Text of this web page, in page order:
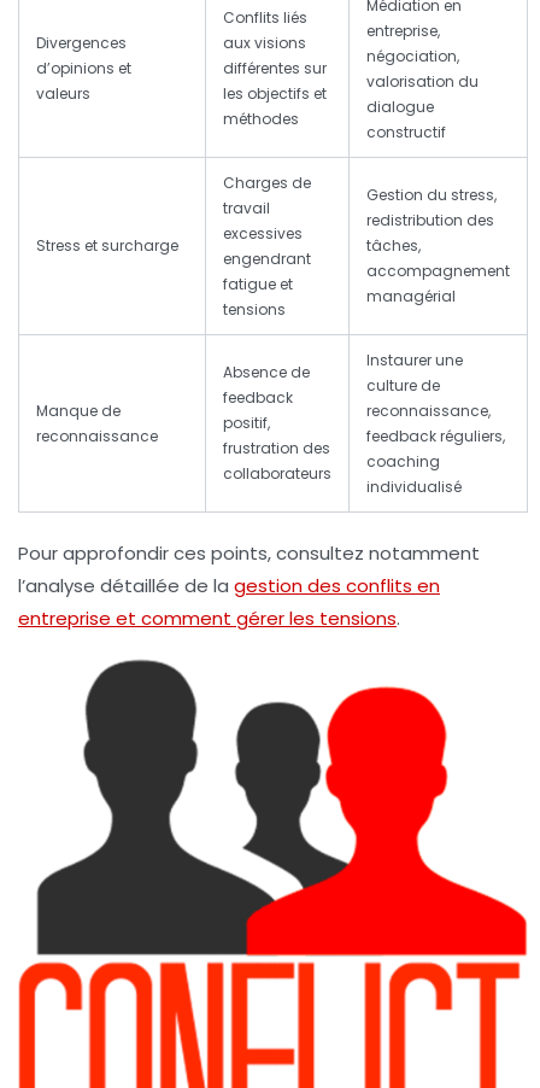
Divergences
d’opinions et
valeurs
Conflits liés
aux visions
différentes sur
les objectifs et
méthodes
Médiation en
entreprise,
négociation,
valorisation du
dialogue
constructif
Stress et surcharge
Charges de
travail
excessives
engendrant
fatigue et
tensions
Gestion du stress,
redistribution des
tâches,
accompagnement
managérial
Manque de
reconnaissance
Absence de
feedback
positif,
frustration des
collaborateurs
Instaurer une
culture de
reconnaissance,
feedback réguliers,
coaching
individualisé
Pour approfondir ces points, consultez notamment
l’analyse détaillée de la gestion des conflits en
entreprise et comment gérer les tensions.